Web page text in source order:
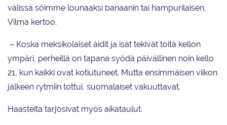
välissä söimme lounaaksi banaanin tai hampurilaisen,
Vilma kertoo.
– Koska meksikolaiset äidit ja isät tekivät töitä kellon
ympäri, perheillä on tapana syödä päivällinen noin kello
21, kun kaikki ovat kotiutuneet. Mutta ensimmäisen viikon
jälkeen rytmiin tottui, suomalaiset vakuuttavat.
Haasteita tarjosivat myös aikataulut.